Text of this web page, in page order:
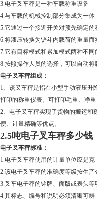
3.电子叉车秤是一种车载称重设备
4.与车载的机械控制部分集成为一
5.它通过一个接近开关对预先确定
6.将液压转换为铲斗内载荷的重量而
7.它有目标模式和累加模式两种不同
8.按照操作人员的选择，可以自动
电子叉车秤组成：
1、该叉车秤是指在小型手动液压
打印的称重仪表。可打印毛重、净
2、电子叉车秤实现了货物的搬运和
便、计量精确等优点。
2.5吨电子叉车秤多少钱
电子叉车秤标准：
1.电子叉车秤使用的计量单位应是
2.该电子叉车秤的准确度等级按生
3.叉车电子秤的铭牌、面版或表头
4.其标志、编号和说明必须清晰可